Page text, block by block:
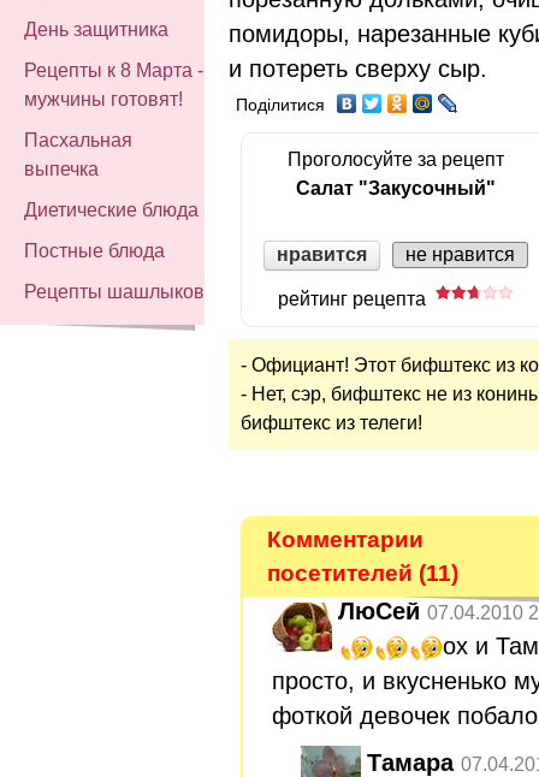
День защитника
Рецепты к 8 Марта -
мужчины готовят!
Пасхальная
выпечка
Диетические блюда
Постные блюда
Рецепты шашлыков
помидоры, нарезанные
и потереть сверху сыр.
Поділитися
Проголосуйте за рецепт
Салат "Закусочный"
нравится не нравится
рейтинг рецепта
- Официант! Этот бифштекс из
- Нет, сэр, бифштекс не из
бифштекс из телеги!
Комментарии
посетителей (11)
ЛюСей 07.04.2010
ох и
просто, и вкусненько
фоткой девочек
Тамара